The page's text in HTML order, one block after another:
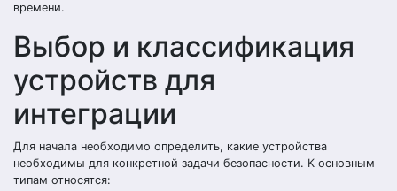
времени.
Выбор и классификация
устройств для
интеграции
Для начала необходимо определить, какие устройства
необходимы для конкретной задачи безопасности. К основным
типам относятся: